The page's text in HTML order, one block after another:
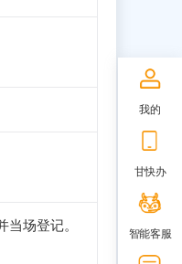
场登记。
我的
甘快办
智能客服